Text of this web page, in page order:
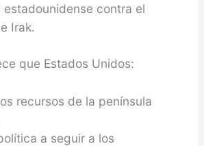
estadounidense contra el
Irak.
que Estados Unidos:
recursos de la península
a seguir a los